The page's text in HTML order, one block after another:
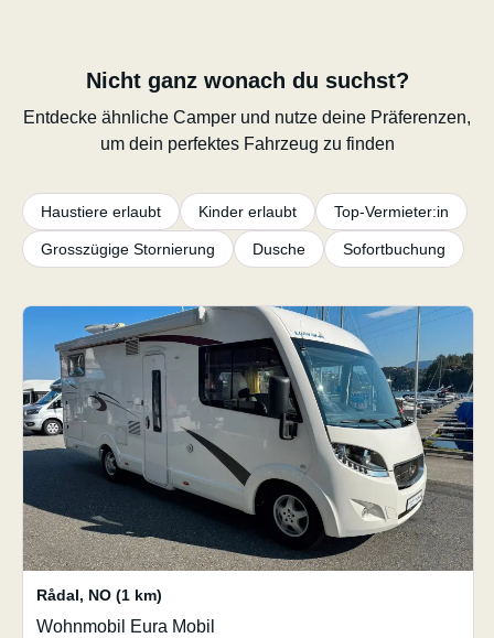
Nicht ganz wonach du suchst?
Entdecke ähnliche Camper und nutze deine Präferenzen,
um dein perfektes Fahrzeug zu finden
Haustiere erlaubt Kinder erlaubt Top-Vermieter:in
Grosszügige Stornierung Dusche Sofortbuchung
Rådal, NO (1 km)
Wohnmobil Eura Mobil